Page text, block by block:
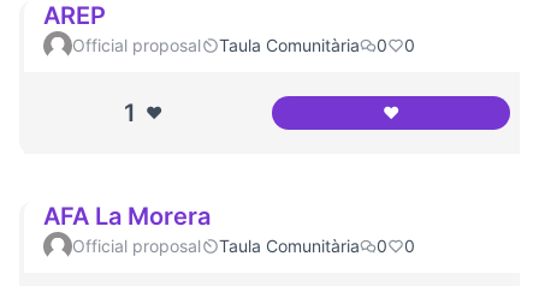
AREP
Official proposal Taula Comunitària 0 0
1 ❤️ ❤️AREP
AFA La Morera
Official proposal Taula Comunitària 0 0